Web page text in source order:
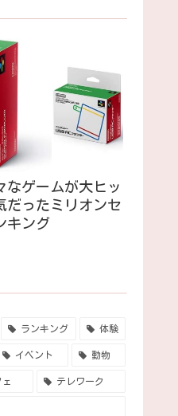
なゲームが大ヒッ
だったミリオンセ
キング
ランキング 体験
イベント 動物
テレワーク